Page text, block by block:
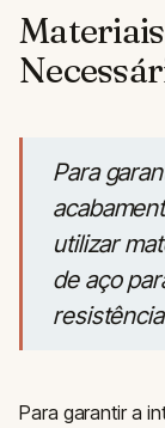
Para
utilizar
de aço
Para garantir a